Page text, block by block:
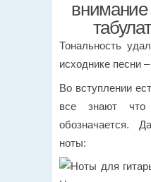
внимание
Тональность
исходнике песни
Во вступлении
все знают
обозначается.
ноты: